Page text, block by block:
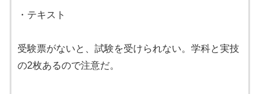
・テキスト
受験票がないと、試験を受けられない。学科と実技
の2枚あるので注意だ。